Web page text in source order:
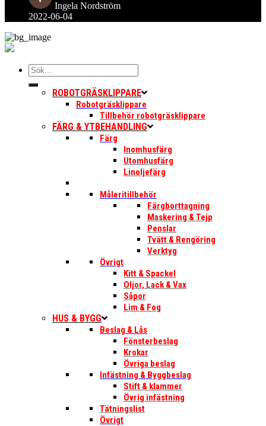
Ingela Nordström
2022-06-04
Sök
efter:
ROBOTGRÄSKLIPPARE
Robotgräsklippare
Tillbehör robotgräsklippare
FÄRG & YTBEHANDLING
Färg
Inomhusfärg
Utomhusfärg
Linoljefärg
Måleritillbehör
Färgborttagning
Maskering & Tejp
Penslar
Tvätt & Rengöring
Verktyg
Övrigt
Kitt & Spackel
Oljor, Lack & Vax
Såpor
Lim & Fog
HUS & BYGG
Beslag & Lås
Fönsterbeslag
Krokar
Övriga beslag
Infästning & Byggbeslag
Stift & klammer
Övrig infästning
Tätningslist
Övrigt